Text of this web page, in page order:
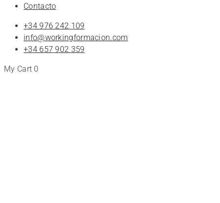
Contacto
+34 976 242 109
info@workingformacion.com
+34 657 902 359
My Cart 0